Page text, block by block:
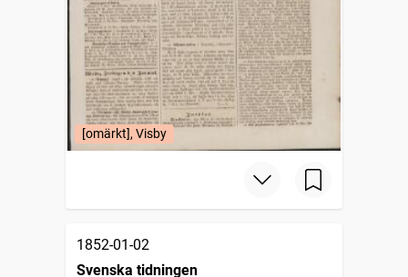
[omärkt], Visby
1852-01-02
Svenska tidningen